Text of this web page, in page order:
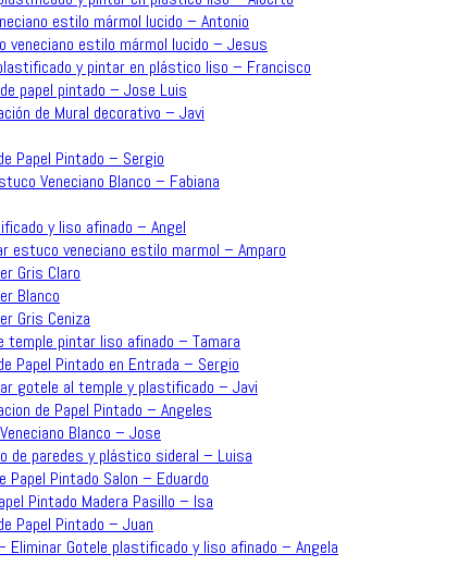
estilo mármol lucido – Antonio
veneciano estilo mármol lucido – Jesus
y pintar en plástico liso – Francisco
papel pintado – Jose Luis
de Mural decorativo – Javi
Papel Pintado – Sergio
Veneciano Blanco – Fabiana
y liso afinado – Angel
estuco veneciano estilo marmol – Amparo
Gris Claro
Blanco
Gris Ceniza
temple pintar liso afinado – Tamara
Papel Pintado en Entrada – Sergio
gotele al temple y plastificado – Javi
de Papel Pintado – Angeles
Blanco – Jose
de paredes y plástico sideral – Luisa
Papel Pintado Salon – Eduardo
Pintado Madera Pasillo – Isa
Papel Pintado – Juan
Eliminar Gotele plastificado y liso afinado – Angela